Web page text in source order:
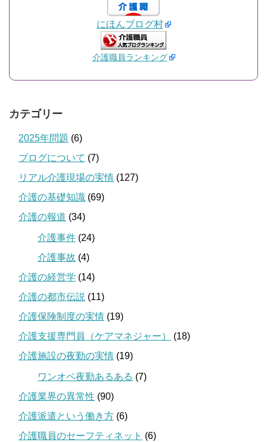
にほんブログ村
介護職員ランキング
カテゴリー
2025年問題 (6)
ブログについて (7)
リアル介護現場の実情 (127)
介護の基礎知識 (69)
介護の報道 (34)
介護事件 (24)
介護事故 (4)
介護の経営学 (14)
介護の都市伝説 (11)
介護保険制度の実情 (19)
介護支援専門員（ケアマネジャー）
(18)
介護施設の夜勤の実情 (19)
ワンオペ夜勤あるある (7)
介護業界の異常性 (90)
介護派遣という働き方 (6)
介護職員のセーフティネット (6)